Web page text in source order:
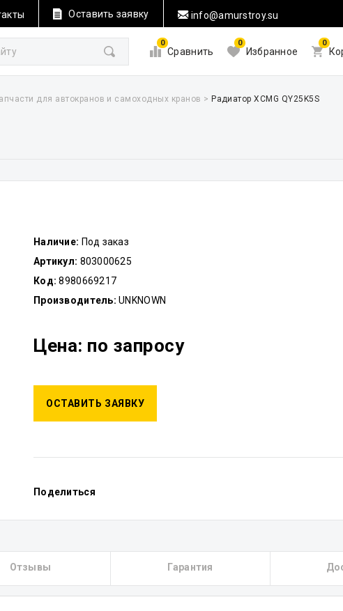
Оставить заявку info@amurstroy.su
0
Сравнить
0
Избранное
0
для автокранов и самоходных кранов > Радиатор XCMG QY25K5S
Наличие: Под заказ
Артикул: 803000625
Код: 8980669217
Производитель: UNKNOWN
Цена: по запросу
ОСТАВИТЬ ЗАЯВКУ
Поделиться
Отзывы Гарантия